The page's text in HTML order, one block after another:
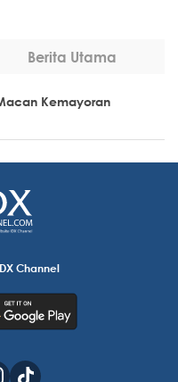
Berita Utama
Kemayoran
Channel